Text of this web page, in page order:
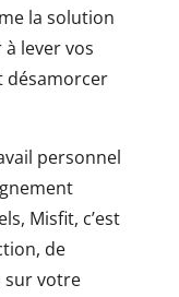
la solution
lever vos
désamorcer
personnel
Misfit, c’est
de
sur votre